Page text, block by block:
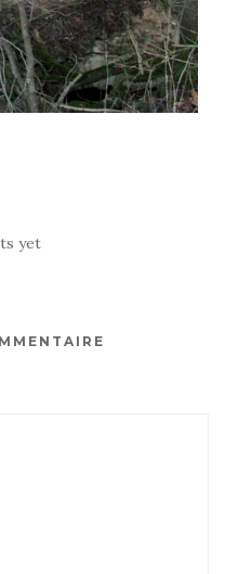
yet